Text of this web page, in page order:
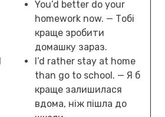
You’d better do your
homework now. — Тобі
краще зробити
домашку зараз.
I’d rather stay at home
than go to school. — Я б
краще залишилася
вдома, ніж пішла до